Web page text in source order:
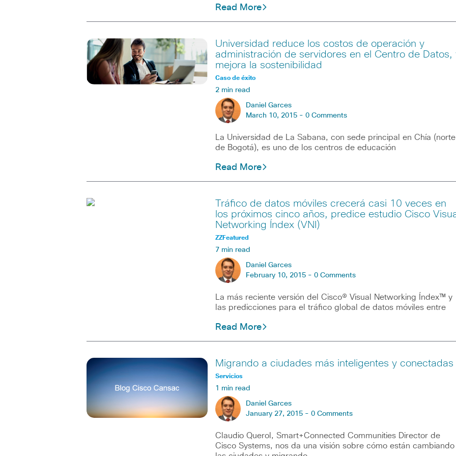
Read More
Universidad reduce los costos de operación y
administración de servidores en el Centro de Datos,
mejora la sostenibilidad
Caso de éxito
2 min read
Daniel Garces
March 10, 2015 - 0 Comments
La Universidad de La Sabana, con sede principal en Chía (norte
de Bogotá), es uno de los centros de educación
Read More
Tráfico de datos móviles crecerá casi 10 veces en
los próximos cinco años, predice estudio Cisco
Networking Índex (VNI)
ZZFeatured
7 min read
Daniel Garces
February 10, 2015 - 0 Comments
La más reciente versión del Cisco® Visual Networking Índex™ y
las predicciones para el tráfico global de datos móviles entre
Read More
Migrando a ciudades más inteligentes y conectadas
Servicios
1 min read
Daniel Garces
January 27, 2015 - 0 Comments
Claudio Querol, Smart+Connected Communities Director de
Cisco Systems, nos da una visión sobre cómo están cambiando